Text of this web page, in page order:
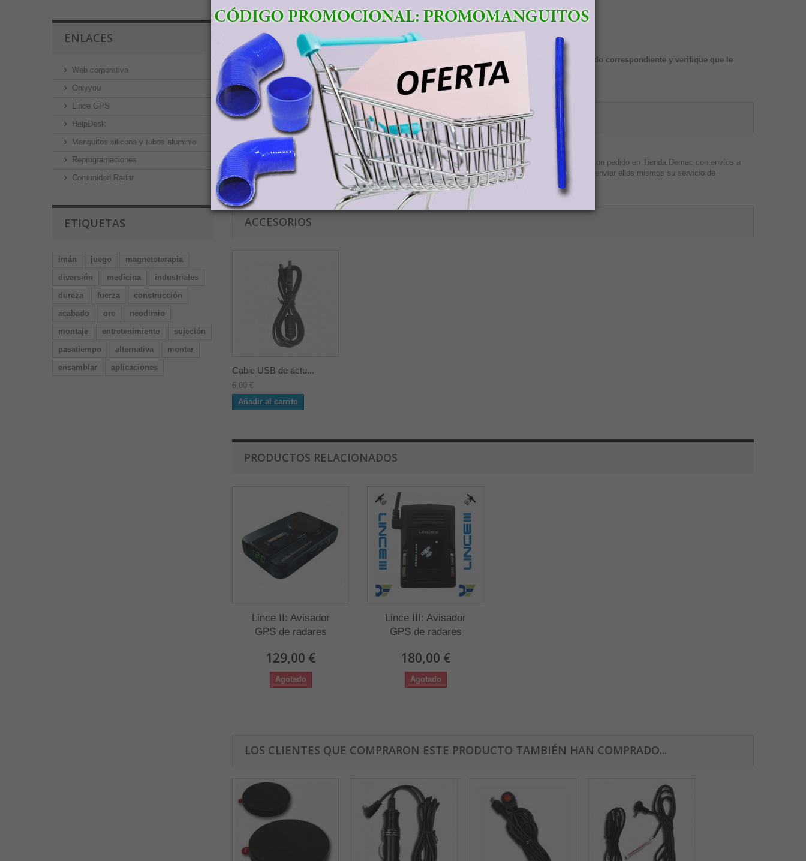
ENLACES
Web corporativa
Onlyyou
Lince GPS
HelpDesk
Manguitos silicona y tubos aluminio
Reprogramaciones
Comunidad Radar
ETIQUETAS
imán juego
magnetoterapia
diversión
medicina
industriales
dureza
fuerza
construcción
acabado
oro
neodimio
montaje
entretenimiento
sujeción
pasatiempo
alternativa
montar
ensamblar
aplicaciones
Para descargar del manual y actualizaciones:www.lincegps.com/descargas
Para entrar en la comunidad de radares:
www.lincegps.com/comunidad
Para más información sobre el producto:www.lincegps.com
Por favor, en caso de disponer de un código descuento asegúrese de introducirlo en el apartado correspondiente y verifique que le
ha sido aplicado cuando la página le indique el precio total a pagar por el dispositivo.
ENVIOS A CANARIAS, CEUTA Y MELILLA
Tienda Demac no cobra el IVA a los clientes de Canarias o Ceuta y Melilla. Los clientes que realicen un pedido en Tienda Demac con envíos a
Canarias, Ceuta o Melilla deberán abonar el precio del producto/s, sin impuestos, y luego proceder a enviar ellos mismos su servicio de
transporte para la recogida del paquete en tienda Demac.
ACCESORIOS
Cable USB de actu...
6,00 €
Añadir al carrito
PRODUCTOS RELACIONADOS
Lince II: Avisador
GPS de radares
129,00 €
Agotado
Lince III: Avisador
GPS de radares
180,00 €
Agotado
LOS CLIENTES QUE COMPRARON ESTE PRODUCTO TAMBIÉN HAN COMPRADO...